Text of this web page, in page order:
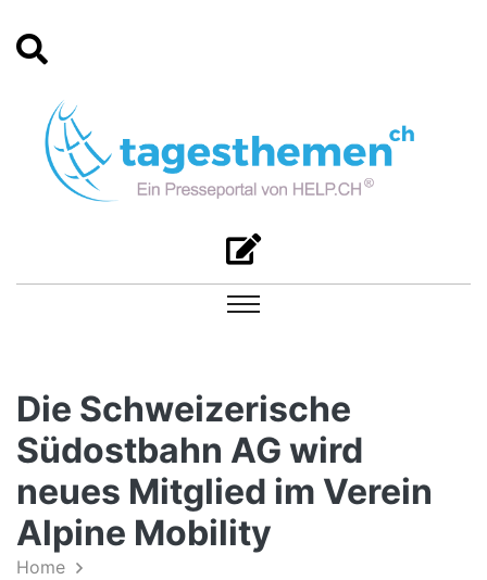
Die Schweizerische
Südostbahn AG wird
neues Mitglied im Verein
Alpine Mobility
Home